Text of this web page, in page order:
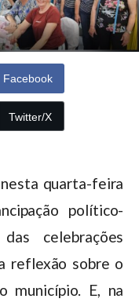
Facebook
Twitter/X
quarta-feira
político-
celebrações
reflexão sobre o
município. E, na